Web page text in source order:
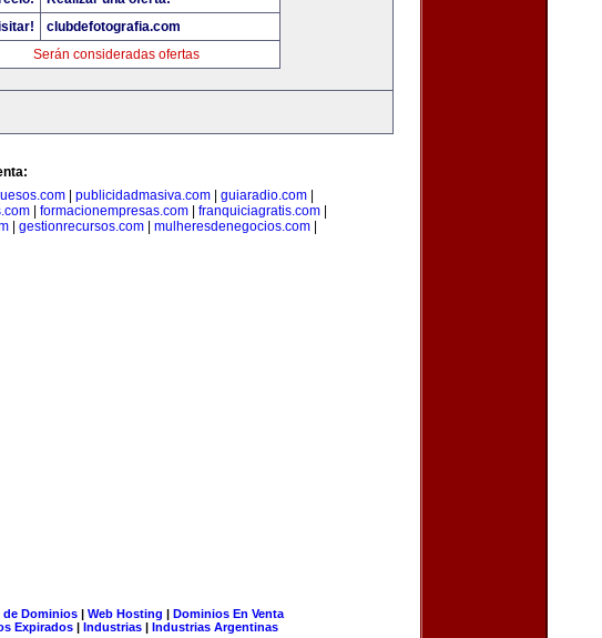
clubdefotografia.com
Serán consideradas ofertas
publicidadmasiva.com guiaradio.com
formacionempresas.com franquiciagratis.com
| gestionrecursos.com| mulheresdenegocios.com|
de Dominios| Web Hosting | Dominios En Venta
Expirados | Industrias | Industrias Argentinas